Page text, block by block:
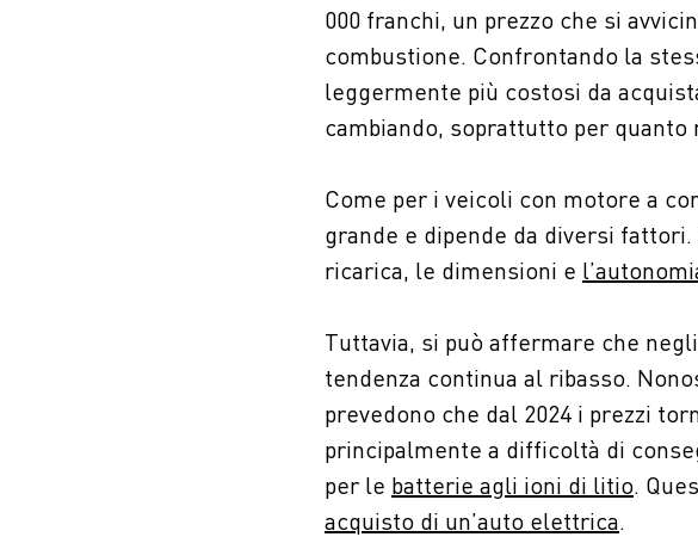
000 franchi, un prezzo che si
combustione. Confrontando la
leggermente più costosi da
cambiando, soprattutto per
Come per i veicoli con motore a
grande e dipende da diversi
ricarica, le dimensioni e
Tuttavia, si può affermare che
tendenza continua al ribasso.
prevedono che dal 2024 i prezzi
principalmente a difficoltà di
per le batterie agli ioni di litio.
acquisto di un’auto elettrica.